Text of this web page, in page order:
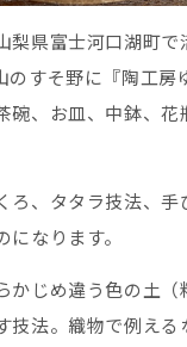
梨県富士河口湖町で
すそ野に『陶工房
碗、お皿、中鉢、花
ろ、タタラ技法、手
なります。
かじめ違う色の土（
技法。織物で例える